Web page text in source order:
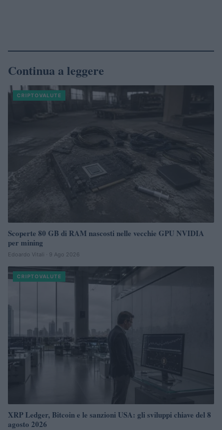
Continua a leggere
CRIPTOVALUTE
Scoperte 80 GB di RAM nascosti nelle vecchie GPU NVIDIA
per mining
Edoardo Vitali · 9 Ago 2026
CRIPTOVALUTE
XRP Ledger, Bitcoin e le sanzioni USA: gli sviluppi chiave del 8
agosto 2026